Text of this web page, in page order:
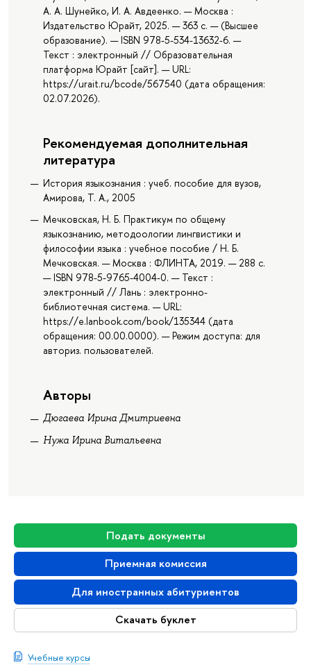
Подать документы
Приемная комиссия
Для иностранных абитуриентов
Скачать буклет
Учебные курсы
А. А. Шунейко, И. А. Авдеенко. — Москва :
Издательство Юрайт, 2025. — 363 с. — (Высшее
образование). — ISBN 978-5-534-13632-6. —
Текст : электронный // Образовательная
платформа Юрайт [сайт]. — URL:
https://urait.ru/bcode/567540 (дата обращения:
02.07.2026).
Рекомендуемая дополнительная
литература
История языкознания : учеб. пособие для вузов,
Амирова, Т. А., 2005
Мечковская, Н. Б. Практикум по общему
языкознанию, методоологии лингвистики и
философии языка : учебное пособие / Н. Б.
Мечковская. — Москва : ФЛИНТА, 2019. — 288 с.
— ISBN 978-5-9765-4004-0. — Текст :
электронный // Лань : электронно-
библиотечная система. — URL:
https://e.lanbook.com/book/135344 (дата
обращения: 00.00.0000). — Режим доступа: для
авториз. пользователей.
Авторы
Дюгаева Ирина Дмитриевна
Нужа Ирина Витальевна